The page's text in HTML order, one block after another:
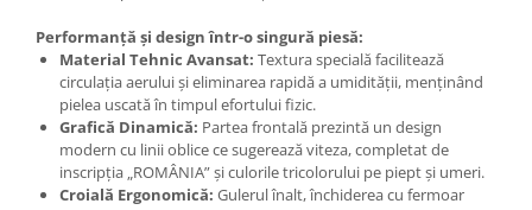
Performanță și design într-o singură piesă:
Material Tehnic Avansat: Textura specială facilitează
circulația aerului și eliminarea rapidă a umidității, menținând
pielea uscată în timpul efortului fizic.
Grafică Dinamică: Partea frontală prezintă un design
modern cu linii oblice ce sugerează viteza, completat de
inscripția „ROMÂNIA” și culorile tricolorului pe piept și umeri.
Croială Ergonomică: Gulerul înalt, închiderea cu fermoar